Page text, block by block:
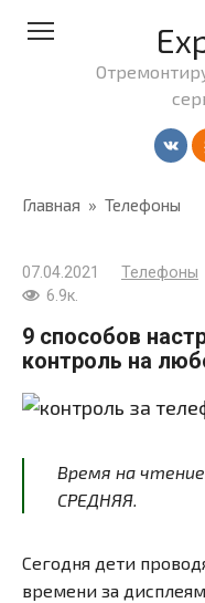
Главная » Телефоны
07.04.2021 Телефоны
6.9к.
9 способов
контроль на
Время на
СРЕДНЯЯ.
Сегодня дети
времени за